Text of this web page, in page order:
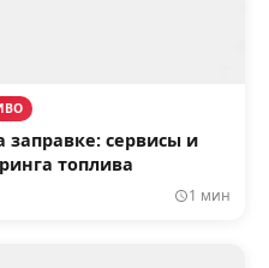
заправке: сервисы и
топлива
1 мин